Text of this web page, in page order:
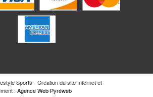
Sports - Création du site Internet et
:Agence Web Pyréweb